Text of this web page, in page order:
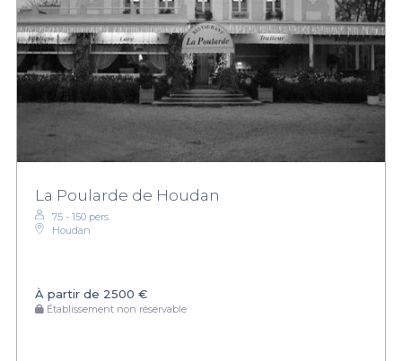
La Poularde de Houdan
75 - 150 pers.
Houdan
À partir de 2500 €
Établissement non réservable